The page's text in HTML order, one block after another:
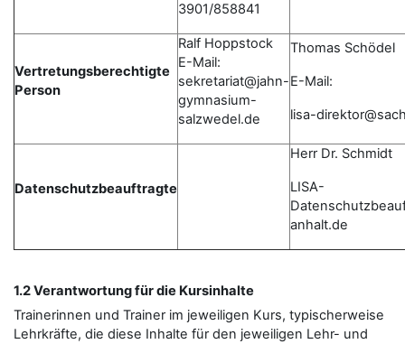
3901/858841
Vertretungsberechtigte
Person
Ralf Hoppstock
E-Mail:
sekretariat@jahn-
gymnasium-
salzwedel.de
Thomas Schödel
E-Mail:
lisa-
Datenschutzbeauftragte
Herr Dr. Schmidt
LISA-
anhalt.de
1.2 Verantwortung für die Kursinhalte
Trainerinnen und Trainer im jeweiligen Kurs, typischerweise
Lehrkräfte, die diese Inhalte für den jeweiligen Lehr- und